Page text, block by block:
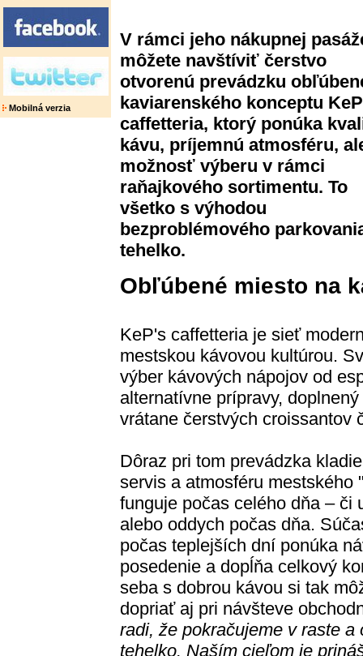
Mobilná verzia
V rámci jeho nákupnej
môžete navštíviť čerstvo
otvorenú prevádzku
kaviarenského konceptu
caffetteria, ktorý ponúka
kávu, príjemnú atmosféru,
možnosť výberu v rámci
raňajkového sortimentu. To
všetko s výhodou
bezproblémového
tehelko.
Obľúbené miesto na
KeP's caffetteria je sieť
mestskou kávovou kultúrou.
výber kávových nápojov od
alternatívne prípravy,
vrátane čerstvých croissantov
Dôraz pri tom prevádzka
servis a atmosféru mestského
funguje počas celého dňa – či
alebo oddych počas dňa.
počas teplejších dní ponúka
posedenie a dopĺňa celkový
seba s dobrou kávou si tak
dopriať aj pri návšteve
radi, že pokračujeme v raste
tehelko. Naším cieľom je